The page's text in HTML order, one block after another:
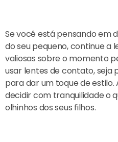
Se você está pensando em
do seu pequeno, continue a
valiosas sobre o momento
usar lentes de contato, seja
para dar um toque de estilo.
decidir com tranquilidade o
olhinhos dos seus filhos.